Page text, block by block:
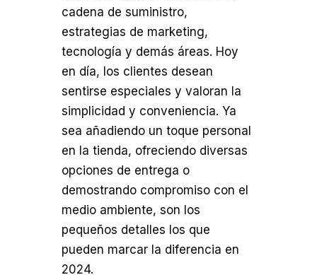
cadena de suministro,
estrategias de marketing,
tecnología y demás áreas. Hoy
en día, los clientes desean
sentirse especiales y valoran la
simplicidad y conveniencia. Ya
sea añadiendo un toque personal
en la tienda, ofreciendo diversas
opciones de entrega o
demostrando compromiso con el
medio ambiente, son los
pequeños detalles los que
pueden marcar la diferencia en
2024.